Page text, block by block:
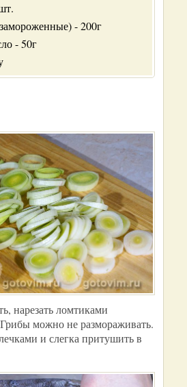
- 200г
- 50г
нарезать ломтиками
можно не размораживать.
и слегка притушить в